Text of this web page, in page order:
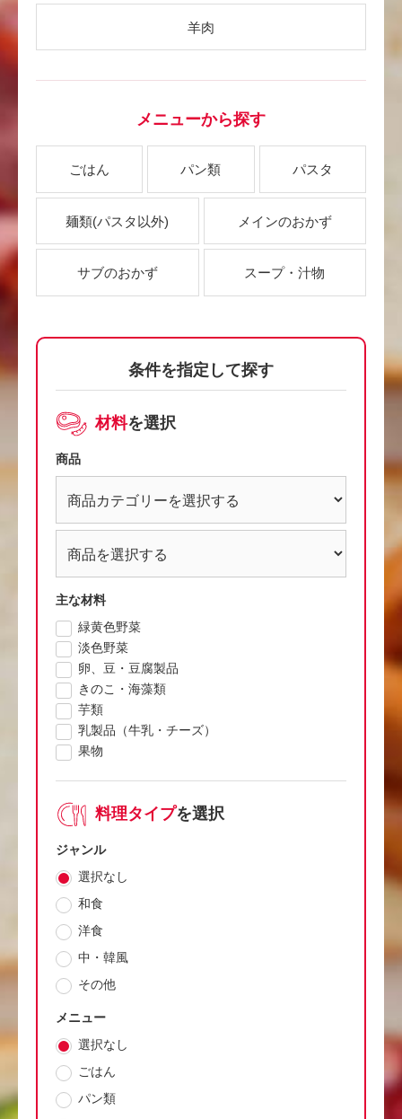
羊肉
メニューから探す
ごはん パン類 パスタ
麺類(パスタ以外) メインのおかず
サブのおかず スープ・汁物
条件を指定して探す
材料を選択
商品
主な材料
緑黄色野菜
淡色野菜
卵、豆・豆腐製品
きのこ・海藻類
芋類
乳製品（牛乳・チーズ）
果物
料理タイプを選択
ジャンル
選択なし
和食
洋食
中・韓風
その他
メニュー
選択なし
ごはん
パン類